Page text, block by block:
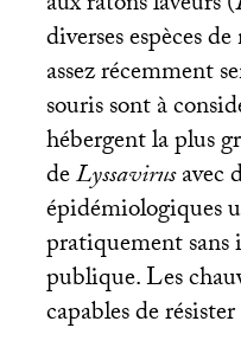
diverses espèces
assez récemment
souris sont à
hébergent la plus
deLyssavirusavec
épidémiologiques
pratiquement sans
publique. Les
capables de